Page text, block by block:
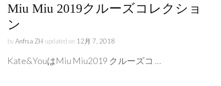
Miu Miu 2019クルーズコレクショ
ン
byAnfisa ZH updated on 12月 7, 2018
Kate&YouはMiu Miu2019 クルーズコ …